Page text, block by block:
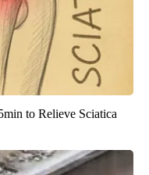
to Relieve Sciatica